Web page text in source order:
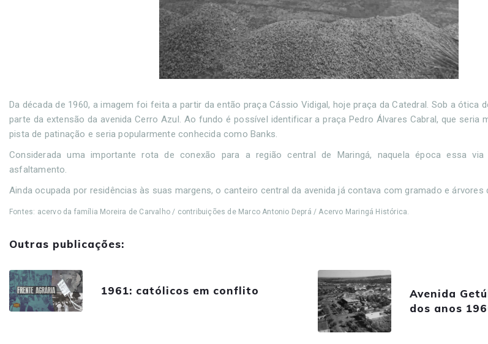
Da década de 1960, a imagem foi feita a partir da então praça Cássio Vidigal, hoje praça da Catedral. Sob a ótica
parte da extensão da avenida Cerro Azul. Ao fundo é possível identificar a praça Pedro Álvares Cabral, que seria
pista de patinação e seria popularmente conhecida como Banks.
Considerada uma importante rota de conexão para a região central de Maringá, naquela época essa
asfaltamento.
Ainda ocupada por residências às suas margens, o canteiro central da avenida já contava com gramado e árvores
Fontes: acervo da família Moreira de Carvalho / contribuições de Marco Antonio Deprá / Acervo Maringá Histórica.
Outras publicações:
1961: católicos em conflito
Avenida
dos anos